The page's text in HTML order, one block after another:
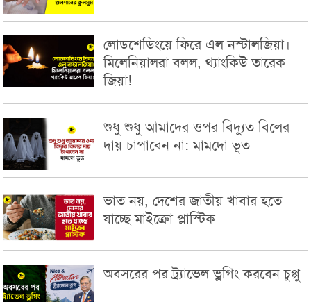
লোডশেডিংয়ে ফিরে এল নস্টালজিয়া।
মিলেনিয়ালরা বলল, থ্যাংকিউ তারেক
জিয়া!
শুধু শুধু আমাদের ওপর বিদ্যুত বিলের
দায় চাপাবেন না: মামদো ভূত
ভাত নয়, দেশের জাতীয় খাবার হতে
যাচ্ছে মাইক্রো প্লাস্টিক
অবসরের পর ট্র্যাভেল ভ্লগিং করবেন চুপ্পু